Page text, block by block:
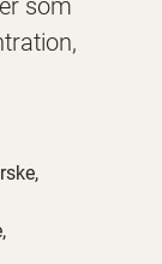
som